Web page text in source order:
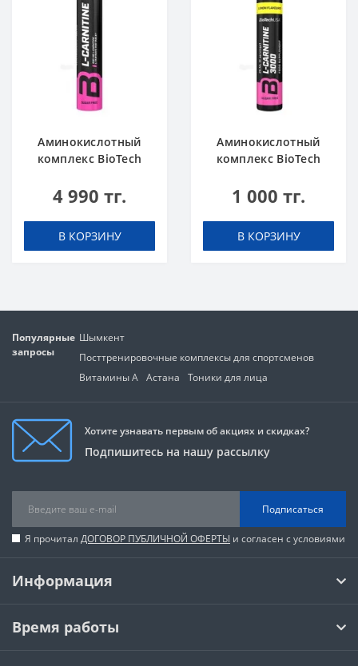
Аминокислотный
комплекс BioTech
mg Effervescent
таблеток (шипучка)
4 990 тг.
В КОРЗИНУ
Аминокислотный
комплекс BioTech
ampule 3000 Lemon
1 000 тг.
В КОРЗИНУ
Популярные
запросы
Шымкент
Посттренировочные комплексы для спортсменов
Витамины А Астана Тоники для лица
Хотите узнавать первым об акциях и скидках?
Подпишитесь на нашу рассылку
Подписаться
Я прочитал ДОГОВОР ПУБЛИЧНОЙ ОФЕРТЫ и согласен с условиями
Информация
Время работы